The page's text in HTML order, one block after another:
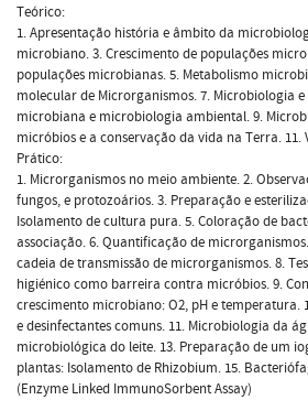
Teórico:
1. Apresentação história e âmbito da
microbiano. 3. Crescimento de populações
populações microbianas. 5. Metabolismo
molecular de Microrganismos. 7. Microbiologia
microbiana e microbiologia ambiental. 9.
micróbios e a conservação da vida na Terra. 11.
Prático:
1. Microrganismos no meio ambiente. 2.
fungos, e protozoários. 3. Preparação e
Isolamento de cultura pura. 5. Coloração de
associação. 6. Quantificação de
cadeia de transmissão de microrganismos. 8.
higiénico como barreira contra micróbios. 9.
crescimento microbiano: O2, pH e temperatura.
e desinfectantes comuns. 11. Microbiologia da
microbiológica do leite. 13. Preparação de um
plantas: Isolamento de Rhizobium. 15.
(Enzyme Linked ImmunoSorbent Assay)